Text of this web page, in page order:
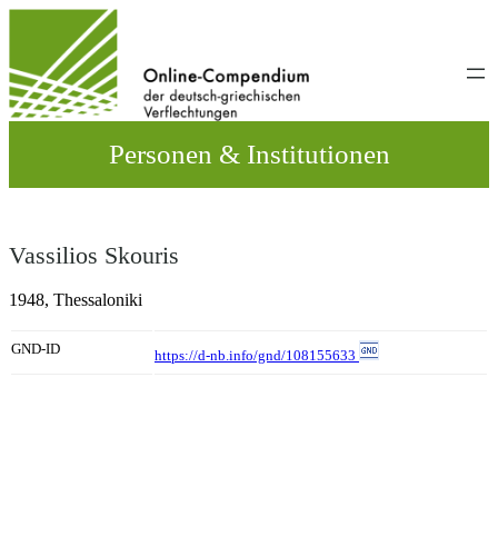
wechseln
Personen & Institutionen
Vassilios Skouris
1948, Thessaloniki
GND-ID https://d-nb.info/gnd/108155633